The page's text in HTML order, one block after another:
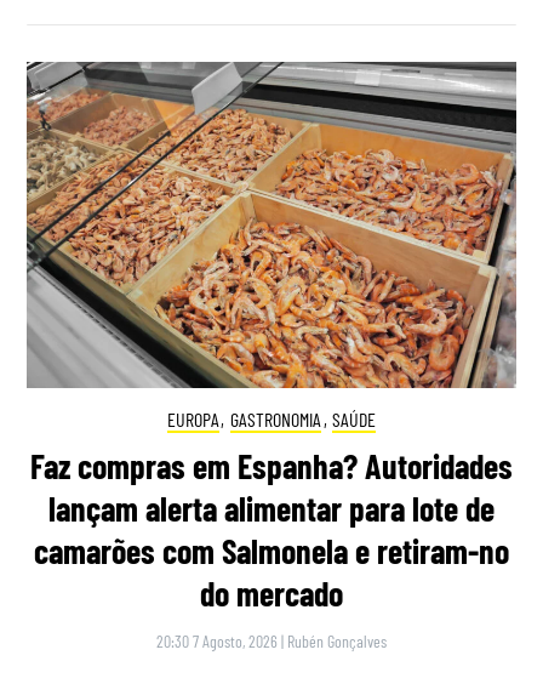
EUROPA, GASTRONOMIA , SAÚDE
Faz compras em Espanha? Autoridades
lançam alerta alimentar para lote de
camarões com Salmonela e retiram-no
do mercado
20:30 7 Agosto, 2026 | Rubén Gonçalves